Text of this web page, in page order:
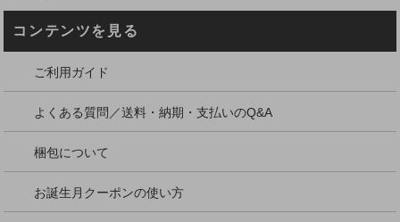
コンテンツを見る
ご利用ガイド
よくある質問／送料・納期・支払いのQ&A
梱包について
お誕生月クーポンの使い方